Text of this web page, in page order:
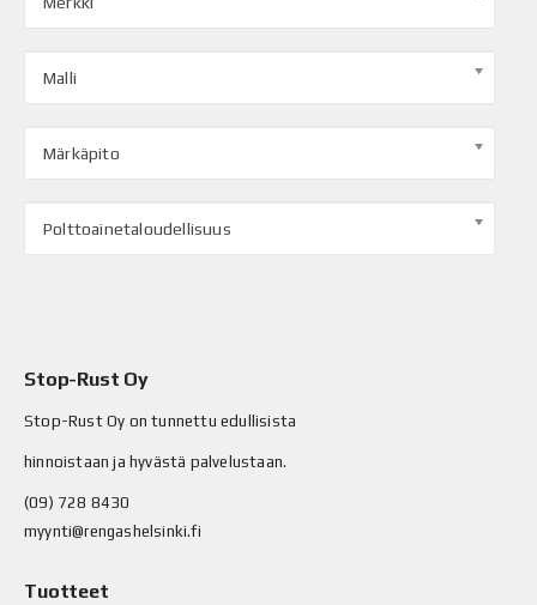
Malli
Märkäpito
Polttoainetaloudellisuus
Stop-Rust Oy
Stop-Rust Oy on tunnettu edullisista
hinnoistaan ja hyvästä palvelustaan.
(09) 728 8430
myynti@rengashelsinki.fi
Tuotteet